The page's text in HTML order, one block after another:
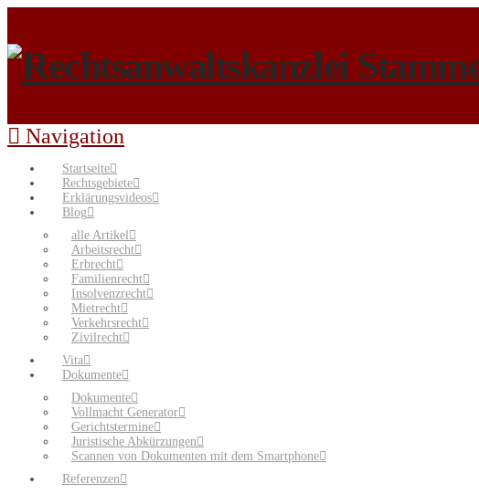
Navigation
Startseite
Rechtsgebiete
Erklärungsvideos
Blog
alle Artikel
Arbeitsrecht
Erbrecht
Familienrecht
Insolvenzrecht
Mietrecht
Verkehrsrecht
Zivilrecht
Vita
Dokumente
Dokumente
Vollmacht Generator
Gerichtstermine
Juristische Abkürzungen
Scannen von Dokumenten mit dem Smartphone
Referenzen